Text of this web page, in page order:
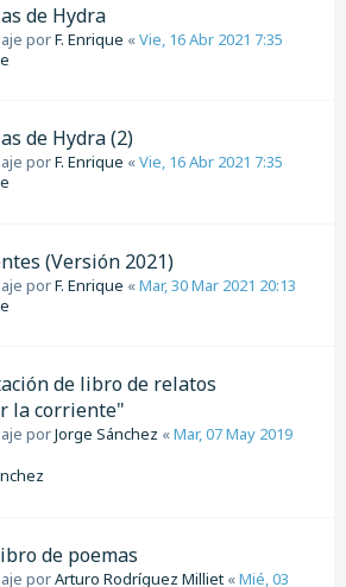
de Hydra
porF. Enrique «Vie, 16 Abr 2021 7:35
de Hydra (2)
porF. Enrique «Vie, 16 Abr 2021 7:35
(Versión 2021)
porF. Enrique «Mar, 30 Mar 2021 20:13
de libro de relatos
la corriente"
porJorge Sánchez «Mar, 07 May 2019
de poemas
porArturo Rodríguez Milliet «Mié, 03